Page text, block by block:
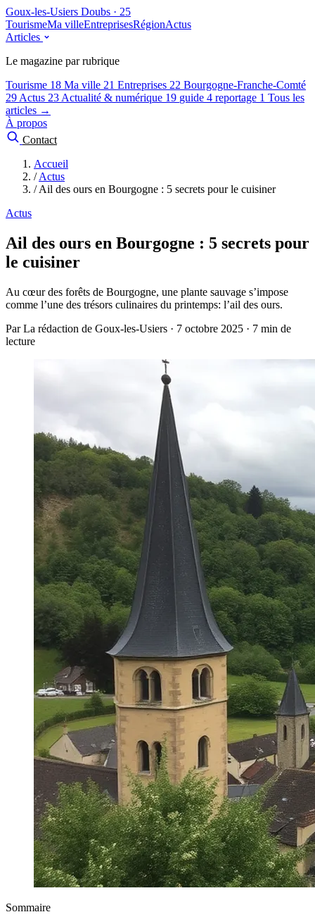
Goux-les-Usiers Doubs · 25
TourismeMa villeEntreprisesRégionActus
Articles
Le magazine par rubrique
Tourisme 18 Ma ville 21 Entreprises 22 Bourgogne-Franche-Comté
29 Actus 23 Actualité & numérique 19 guide 4 reportage 1 Tous les
articles →
À propos
Contact
Accueil
/ Actus
/ Ail des ours en Bourgogne : 5 secrets pour le cuisiner
Actus
Ail des ours en Bourgogne : 5 secrets pour
le cuisiner
Au cœur des forêts de Bourgogne, une plante sauvage s’impose
comme l’une des trésors culinaires du printemps: l’ail des ours.
Par La rédaction de Goux-les-Usiers · 7 octobre 2025 · 7 min de
lecture
Sommaire